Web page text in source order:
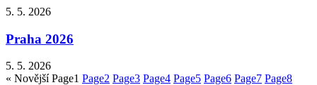
5. 5. 2026
Praha 2026
5. 5. 2026
« Novější Page1 Page2 Page3 Page4 Page5 Page6 Page7 Page8